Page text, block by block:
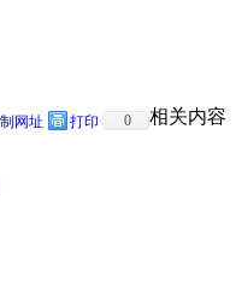
网址 打印 0 相关内容